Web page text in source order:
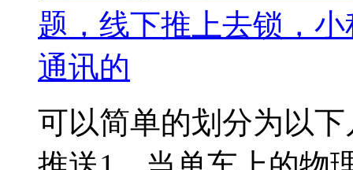
题，线下推上去锁，
通讯的
可以简单的划分为以